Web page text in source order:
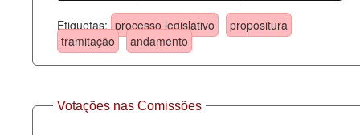
Etiquetas: processo legislativo
propositura
tramitação
andamento
Votações nas Comissões